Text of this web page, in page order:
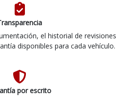
el historial de revisiones
disponibles para cada vehículo.
por escrito